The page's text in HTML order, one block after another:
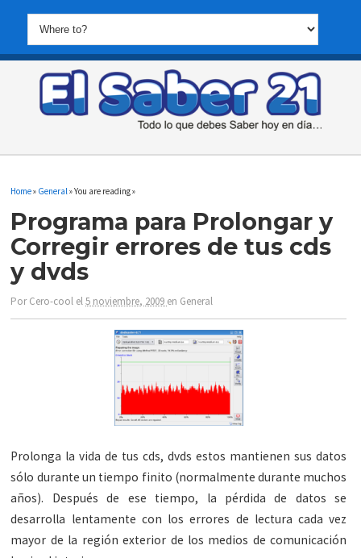
Home» General » You are reading »
Programa para Prolongar y
Corregir errores de tus cds
y dvds
PorCero-cool el5 noviembre, 2009 en General
Prolonga la vida de tuscds,dvds estos mantienen sus datos
sólo durante un tiempo finito (normalmente durante muchos
años). Después de ese tiempo, la pérdida de datos se
desarrolla lentamente con los errores de lectura cada vez
mayor de la región exterior de los medios decomunicación